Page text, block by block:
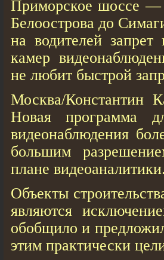
Приморское шоссе
Белоострова до
на водителей
камер
не любит быстрой
Москва/Константин
Новая программа
видеонаблюдения
большим
плане видеоаналитики.
Объекты
являются
обобщило и
этим практически